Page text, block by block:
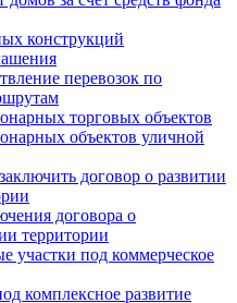
конструкций
перевозок по
торговых объектов
объектов уличной
договор о развитии
договора о
территории
участки под коммерческое
комплексное развитие